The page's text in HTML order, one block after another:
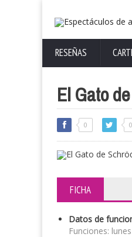
RESEÑAS
El Gato
0 0
FICHA
Datos de
Funciones: